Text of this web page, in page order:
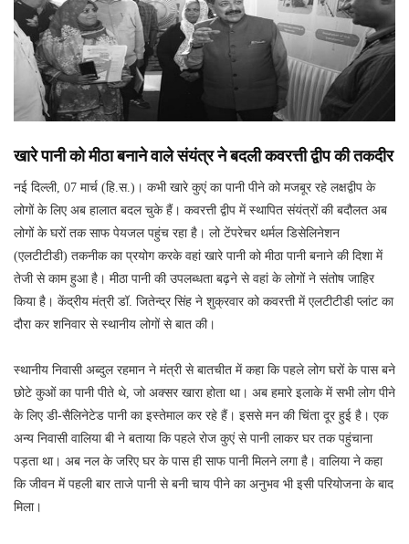
खारे पानी को मीठा बनाने वाले संयंत्र ने बदली कवरत्ती द्वीप की तकदीर
नई दिल्ली, 07 मार्च (हि.स.)। कभी खारे कुएं का पानी पीने को मजबूर रहे लक्षद्वीप के
लोगों के लिए अब हालात बदल चुके हैं। कवरत्ती द्वीप में स्थापित संयंत्रों की बदौलत अब
लोगों के घरों तक साफ पेयजल पहुंच रहा है। लो टेंपरेचर थर्मल डिसेलिनेशन
(एलटीटीडी) तकनीक का प्रयोग करके वहां खारे पानी को मीठा पानी बनाने की दिशा में
तेजी से काम हुआ है। मीठा पानी की उपलब्धता बढ़ने से वहां के लोगों ने संतोष जाहिर
किया है। केंद्रीय मंत्री डॉ. जितेन्द्र सिंह ने शुक्रवार को कवरत्ती में एलटीटीडी प्लांट का
दौरा कर शनिवार से स्थानीय लोगों से बात की।
स्थानीय निवासी अब्दुल रहमान ने मंत्री से बातचीत में कहा कि पहले लोग घरों के पास बने
छोटे कुओं का पानी पीते थे, जो अक्सर खारा होता था। अब हमारे इलाके में सभी लोग पीने
के लिए डी-सैलिनेटेड पानी का इस्तेमाल कर रहे हैं। इससे मन की चिंता दूर हुई है। एक
अन्य निवासी वालिया बी ने बताया कि पहले रोज कुएं से पानी लाकर घर तक पहुंचाना
पड़ता था। अब नल के जरिए घर के पास ही साफ पानी मिलने लगा है। वालिया ने कहा
कि जीवन में पहली बार ताजे पानी से बनी चाय पीने का अनुभव भी इसी परियोजना के बाद
मिला।